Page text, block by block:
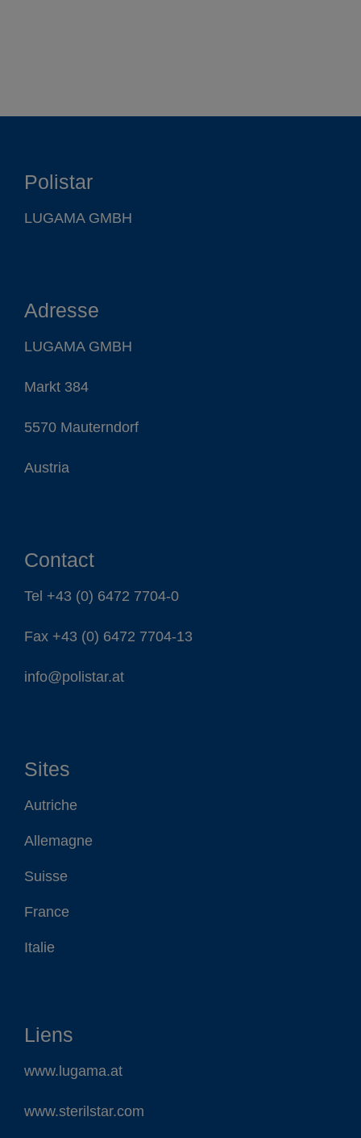
Polistar
LUGAMA GMBH
Adresse
LUGAMA GMBH
Markt 384
5570 Mauterndorf
Austria
Contact
Tel +43 (0) 6472 7704-0
Fax +43 (0) 6472 7704-13
info@polistar.at
Sites
Autriche
Allemagne
Suisse
France
Italie
Liens
www.lugama.at
www.sterilstar.com